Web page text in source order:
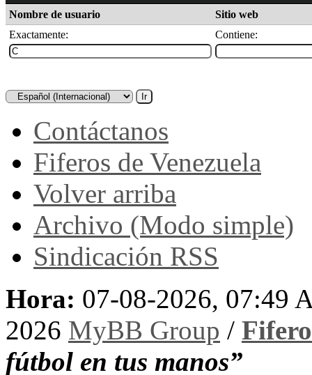
Nombre de usuario
Sitio web
Exactamente:
Contiene:
Contáctanos
Fiferos de Venezuela
Volver arriba
Archivo (Modo simple)
Sindicación RSS
Hora: 07-08-2026, 07:49
2026 MyBB Group /
fútbol en tus manos”